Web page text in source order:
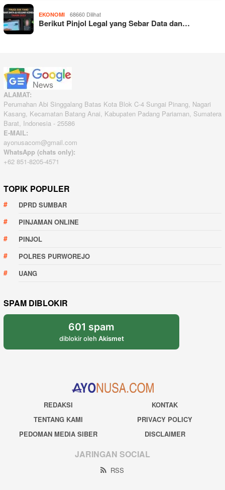
EKONOMI 68660 Dilihat
Berikut Pinjol Legal yang Sebar Data dan…
ALAMAT:
Perumahan Abi Singgalang Batas Kota Blok C-4 Sungai Pinang, Nagari
Kasang, Kecamatan Batang Anai, Kabupaten Padang Pariaman, Sumatera
Barat, Indonesia - 25586
E-MAIL:
ayonusacom@gmail.com
WhatsApp (chats only):
+62 851-8205-4571
TOPIK POPULER
DPRD SUMBAR
PINJAMAN ONLINE
PINJOL
POLRES PURWOREJO
UANG
SPAM DIBLOKIR
601 spam
diblokir oleh Akismet
REDAKSI
KONTAK
TENTANG KAMI
PRIVACY POLICY
PEDOMAN MEDIA SIBER
DISCLAIMER
JARINGAN SOCIAL
RSS